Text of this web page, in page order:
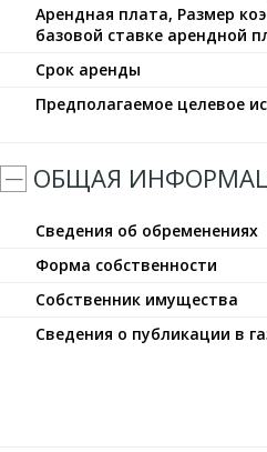
Арендная плата, Размер
базовой ставке арендной
Срок аренды
Предполагаемое целевое
ОБЩАЯ
Сведения об обременениях
Форма собственности
Собственник имущества
Сведения о публикации в